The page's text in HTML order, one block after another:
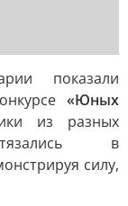
показали
«Юных
из разных
в
силу,